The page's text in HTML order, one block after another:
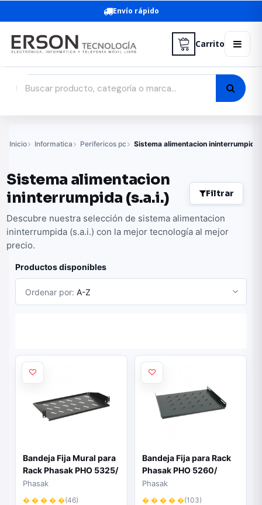
Envío rápido
Carrito
Inicio Informatica Perifericos pc Sistema alimentacion ininterrumpida
Sistema alimentacion
ininterrumpida (s.a.i.)
Filtrar
Descubre nuestra selección de sistema alimentacion
ininterrumpida (s.a.i.) con la mejor tecnología al mejor
precio.
Productos disponibles
Ordenar por: A-Z
Bandeja Fija Mural para
Rack Phasak PHO 5325/
Altura 1U
Phasak
� � � � �(46)
Bandeja Fija para Rack
Phasak PHO 5260/
Altura 1U
Phasak
� � � � �(103)